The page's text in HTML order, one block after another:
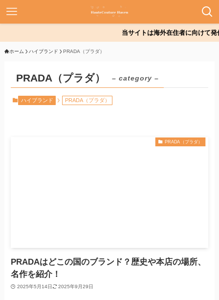
当サイトは海外在住者に向けて発信し
ホーム ハイブランド PRADA（プラダ）
PRADA（プラダ） – category –
ハイブランド PRADA（プラダ）
PRADA（プラダ）
PRADAはどこの国のブランド？歴史や本店の場所、
名作を紹介！
2025年5月14日 2025年9月29日